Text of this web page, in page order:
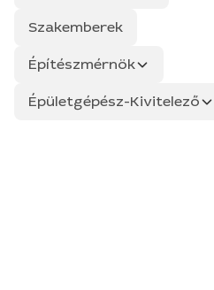
Szakemberek
Építészmérnök
Épületgépész-Kivitelező